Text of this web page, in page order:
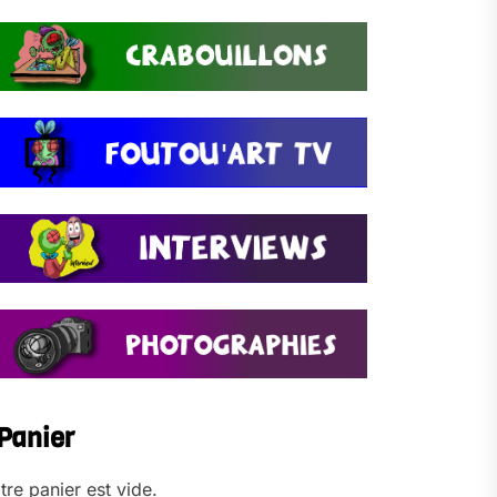
panier est vide.